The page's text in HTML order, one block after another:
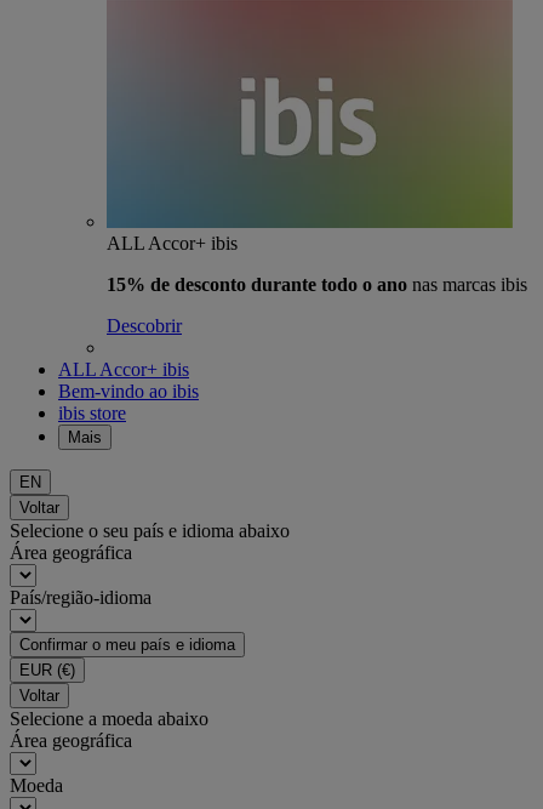
ALL Accor+ ibis
15% de desconto durante todo o ano nas marcas ibis
Descobrir
ALL Accor+ ibis
Bem-vindo ao ibis
ibis store
Mais
EN
Voltar
Selecione o seu país e idioma abaixo
Área geográfica
País/região-idioma
Confirmar o meu país e idioma
EUR (€)
Voltar
Selecione a moeda abaixo
Área geográfica
Moeda